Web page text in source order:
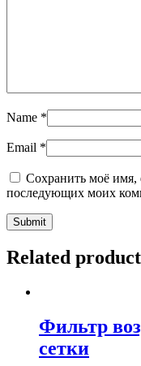
Name *
Email *
Сохранить моё имя,
последующих моих
Related
Фильтр
сетки